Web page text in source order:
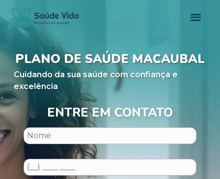
PLANO DE SAÚDE MACAUBAL
Cuidando da sua saúde com confiança e
excelência
ENTRE EM CONTATO